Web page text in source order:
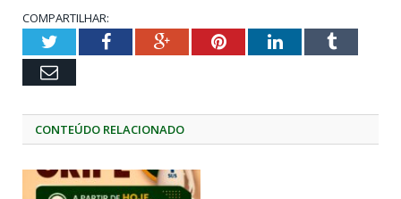
COMPARTILHAR:
TwitterFacebookGoogle+PinterestLinkedInTumblr
Email
CONTEÚDO RELACIONADO